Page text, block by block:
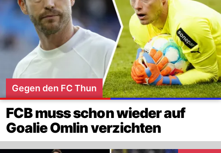
Gegen den FC Thun
FCB muss schon wieder auf
Goalie Omlin verzichten